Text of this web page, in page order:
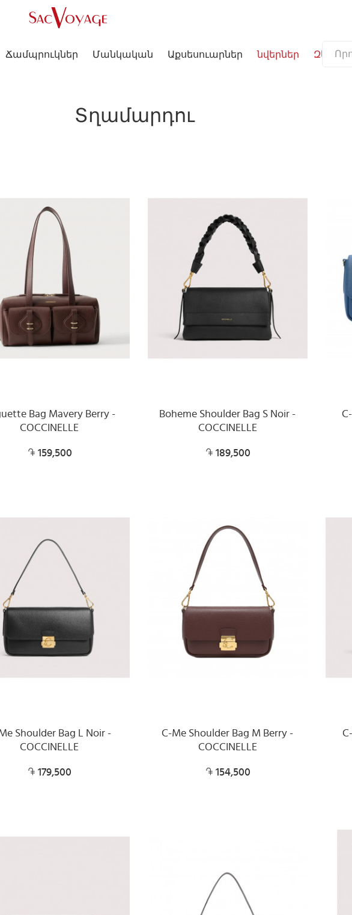
Ճամպրուկներ Մանկական Աքսեսուարներ նվերներ Զեղչեր
Տղամարդու
Bag Mavery Berry -
COCCINELLE
159,500
Boheme Shoulder Bag S Noir -
COCCINELLE
189,500
Shoulder Bag L Noir -
COCCINELLE
179,500
C-Me Shoulder Bag M Berry -
COCCINELLE
154,500